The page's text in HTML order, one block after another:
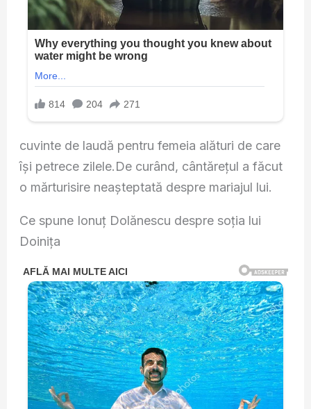
cuvinte de laudă pentru femeia alături de care
își petrece zilele.De curând, cântărețul a făcut
o mărturisire neașteptată despre mariajul lui.
Ce spune Ionuț Dolănescu despre soția lui
Doinița